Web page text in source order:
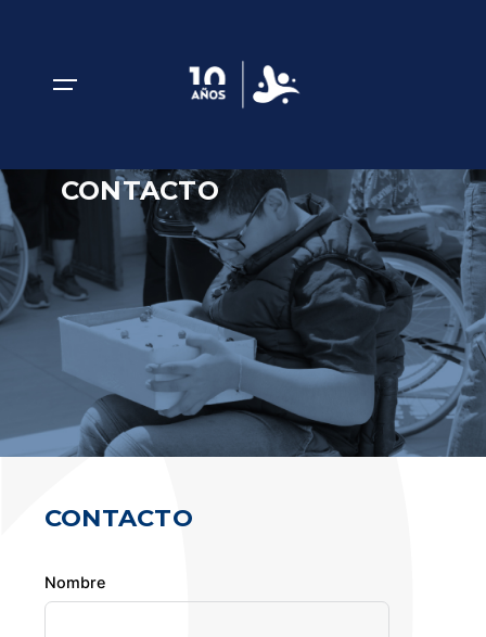
CONTACTO
CONTACTO
Nombre